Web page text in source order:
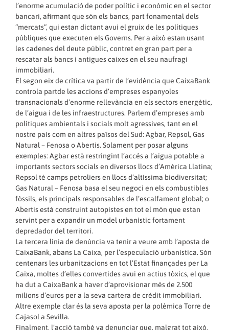
l’enorme acumulació de poder polític i econòmic en el sector
bancari, afirmant que són els bancs, part fonamental dels
“mercats”, qui estan dictant avui el gruix de les polítiques
públiques que executen els Governs. Per a això estan usant
les cadenes del deute públic, contret en gran part per a
rescatar als bancs i antigues caixes en el seu naufragi
immobiliari.
El segon eix de crítica va partir de l’evidència que CaixaBank
controla partde les accions d’empreses espanyoles
transnacionals d’enorme rellevància en els sectors energètic,
de l’aigua i de les infraestructures. Parlem d’empreses amb
polítiques ambientals i socials molt agressives, tant en el
nostre país com en altres països del Sud: Agbar, Repsol, Gas
Natural – Fenosa o Abertis. Solament per posar alguns
exemples: Agbar està restringint l’accés a l’aigua potable a
importants sectors socials en diversos llocs d’Amèrica Llatina;
Repsol té camps petroliers en llocs d’altíssima biodiversitat;
Gas Natural – Fenosa basa el seu negoci en els combustibles
fòssils, els principals responsables de l’escalfament global; o
Abertis està construint autopistes en tot el món que estan
servint per a expandir un model urbanístic fortament
depredador del territori.
La tercera línia de denúncia va tenir a veure amb l’aposta de
CaixaBank, abans La Caixa, per l’especulació urbanística. Són
centenars les urbanitzacions en tot l’Estat finançades per La
Caixa, moltes d’elles convertides avui en actius tòxics, el que
ha dut a CaixaBank a haver d’aprovisionar més de 2.500
milions d’euros per a la seva cartera de crèdit immobiliari.
Altre exemple clar és la seva aposta per la polèmica Torre de
Cajasol a Sevilla.
Finalment, l’acció també va denunciar que, malgrat tot això,